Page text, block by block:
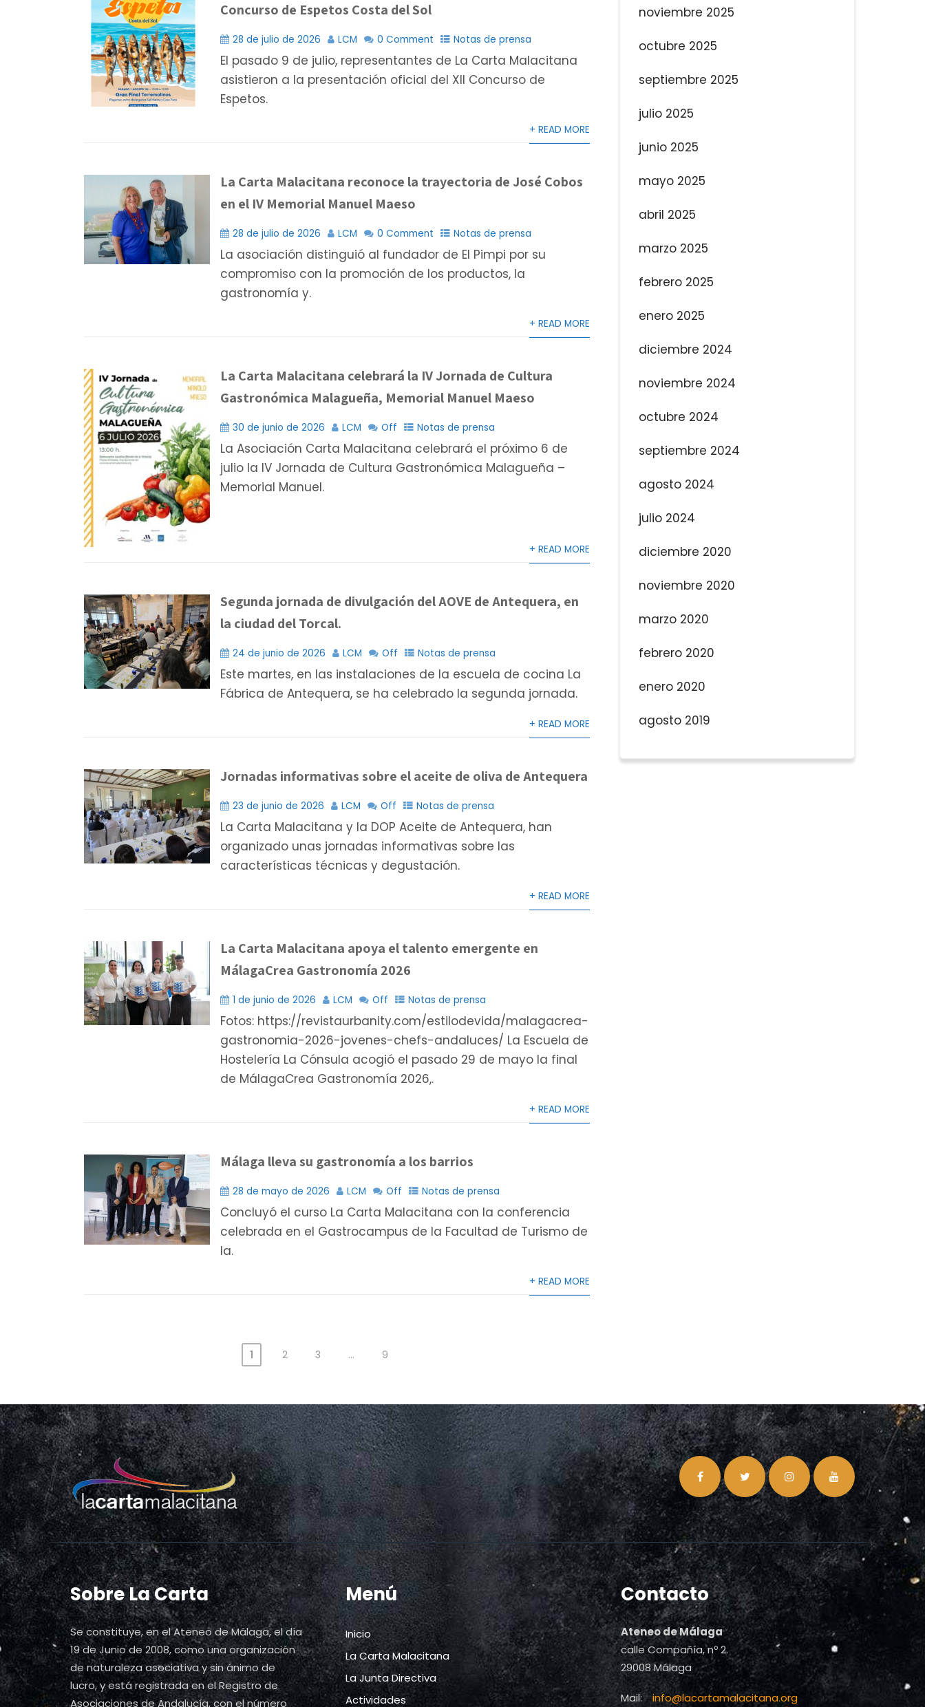
Concurso de Espetos Costa del Sol
28 de julio de 2026 LCM 0 Comment Notas de prensa
El pasado 9 de julio, representantes de La Carta Malacitana
asistieron a la presentación oficial del XII Concurso de
Espetos.
+ READ MORE
La Carta Malacitana reconoce la trayectoria de José Cobos
en el IV Memorial Manuel Maeso
28 de julio de 2026 LCM 0 Comment Notas de prensa
La asociación distinguió al fundador de El Pimpi por su
compromiso con la promoción de los productos, la
gastronomía y.
+ READ MORE
La Carta Malacitana celebrará la IV Jornada de Cultura
Gastronómica Malagueña, Memorial Manuel Maeso
30 de junio de 2026 LCM Off Notas de prensa
La Asociación Carta Malacitana celebrará el próximo 6 de
julio la IV Jornada de Cultura Gastronómica Malagueña –
Memorial Manuel.
+ READ MORE
Segunda jornada de divulgación del AOVE de Antequera, en
la ciudad del Torcal.
24 de junio de 2026 LCM Off Notas de prensa
Este martes, en las instalaciones de la escuela de cocina La
Fábrica de Antequera, se ha celebrado la segunda jornada.
+ READ MORE
Jornadas informativas sobre el aceite de oliva de Antequera
23 de junio de 2026 LCM Off Notas de prensa
La Carta Malacitana y la DOP Aceite de Antequera, han
organizado unas jornadas informativas sobre las
características técnicas y degustación.
+ READ MORE
La Carta Malacitana apoya el talento emergente en
MálagaCrea Gastronomía 2026
1 de junio de 2026 LCM Off Notas de prensa
Fotos: https://revistaurbanity.com/estilodevida/malagacrea-
gastronomia-2026-jovenes-chefs-andaluces/ La Escuela de
Hostelería La Cónsula acogió el pasado 29 de mayo la final
de MálagaCrea Gastronomía 2026,.
+ READ MORE
Málaga lleva su gastronomía a los barrios
28 de mayo de 2026 LCM Off Notas de prensa
Concluyó el curso La Carta Malacitana con la conferencia
celebrada en el Gastrocampus de la Facultad de Turismo de
la.
+ READ MORE
entradas
1 2 3 … 9
noviembre 2025
octubre 2025
septiembre 2025
julio 2025
junio 2025
mayo 2025
abril 2025
marzo 2025
febrero 2025
enero 2025
diciembre 2024
noviembre 2024
octubre 2024
septiembre 2024
agosto 2024
julio 2024
diciembre 2020
noviembre 2020
marzo 2020
febrero 2020
enero 2020
agosto 2019
Sobre La Carta
Se constituye, en el Ateneo de Málaga, el día
19 de Junio de 2008, como una organización
de naturaleza asociativa y sin ánimo de
lucro, y está registrada en el Registro de
Asociaciones de Andalucía, con el número
Menú
Inicio
La Carta Malacitana
La Junta Directiva
Actividades
Contacto
Ateneo de Málaga
calle Compañía, nº 2.
29008 Málaga
Mail: info@lacartamalacitana.org